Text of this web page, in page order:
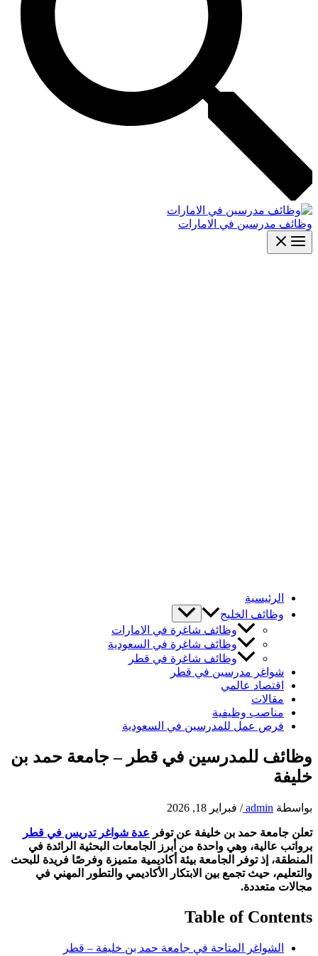
وظائف مدرسين في الامارات
الرئيسية
وظائف الخليج
وظائف شاغرة في الامارات
وظائف شاغرة في السعودية
وظائف شاغرة في قطر
شواغر مدرسين في قطر
اقتصاد عالمي
مقالات
مناصب وظيفية
فرص عمل للمدرسين في السعودية
وظائف للمدرسين في قطر – جامعة حمد بن
خليفة
بواسطة admin
/ فبراير 18, 2026
تعلن جامعة حمد بن خليفة عن توفر عدة شواغر تدريس في قطر
برواتب عالية، وهي واحدة من أبرز الجامعات البحثية الرائدة في
المنطقة، إذ توفر الجامعة بيئة أكاديمية متميزة وفرصًا فريدة للبحث
والتعليم، حيث تجمع بين الابتكار الأكاديمي والتطور المهني في
مجالات متعددة.
Table of Contents
الشواغر المتاحة في جامعة حمد بن خليفة – قطر